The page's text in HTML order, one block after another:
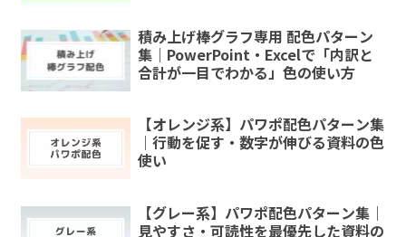
積み上げ棒グラフ専用 配色パターン
集｜PowerPoint・Excelで「内訳と
合計が一目でわかる」色の使い方
【オレンジ系】パワポ配色パターン集
｜行動を促す・数字が伸びる資料の色
使い
【グレー系】パワポ配色パターン集｜
見やすさ・可読性を最優先した資料の